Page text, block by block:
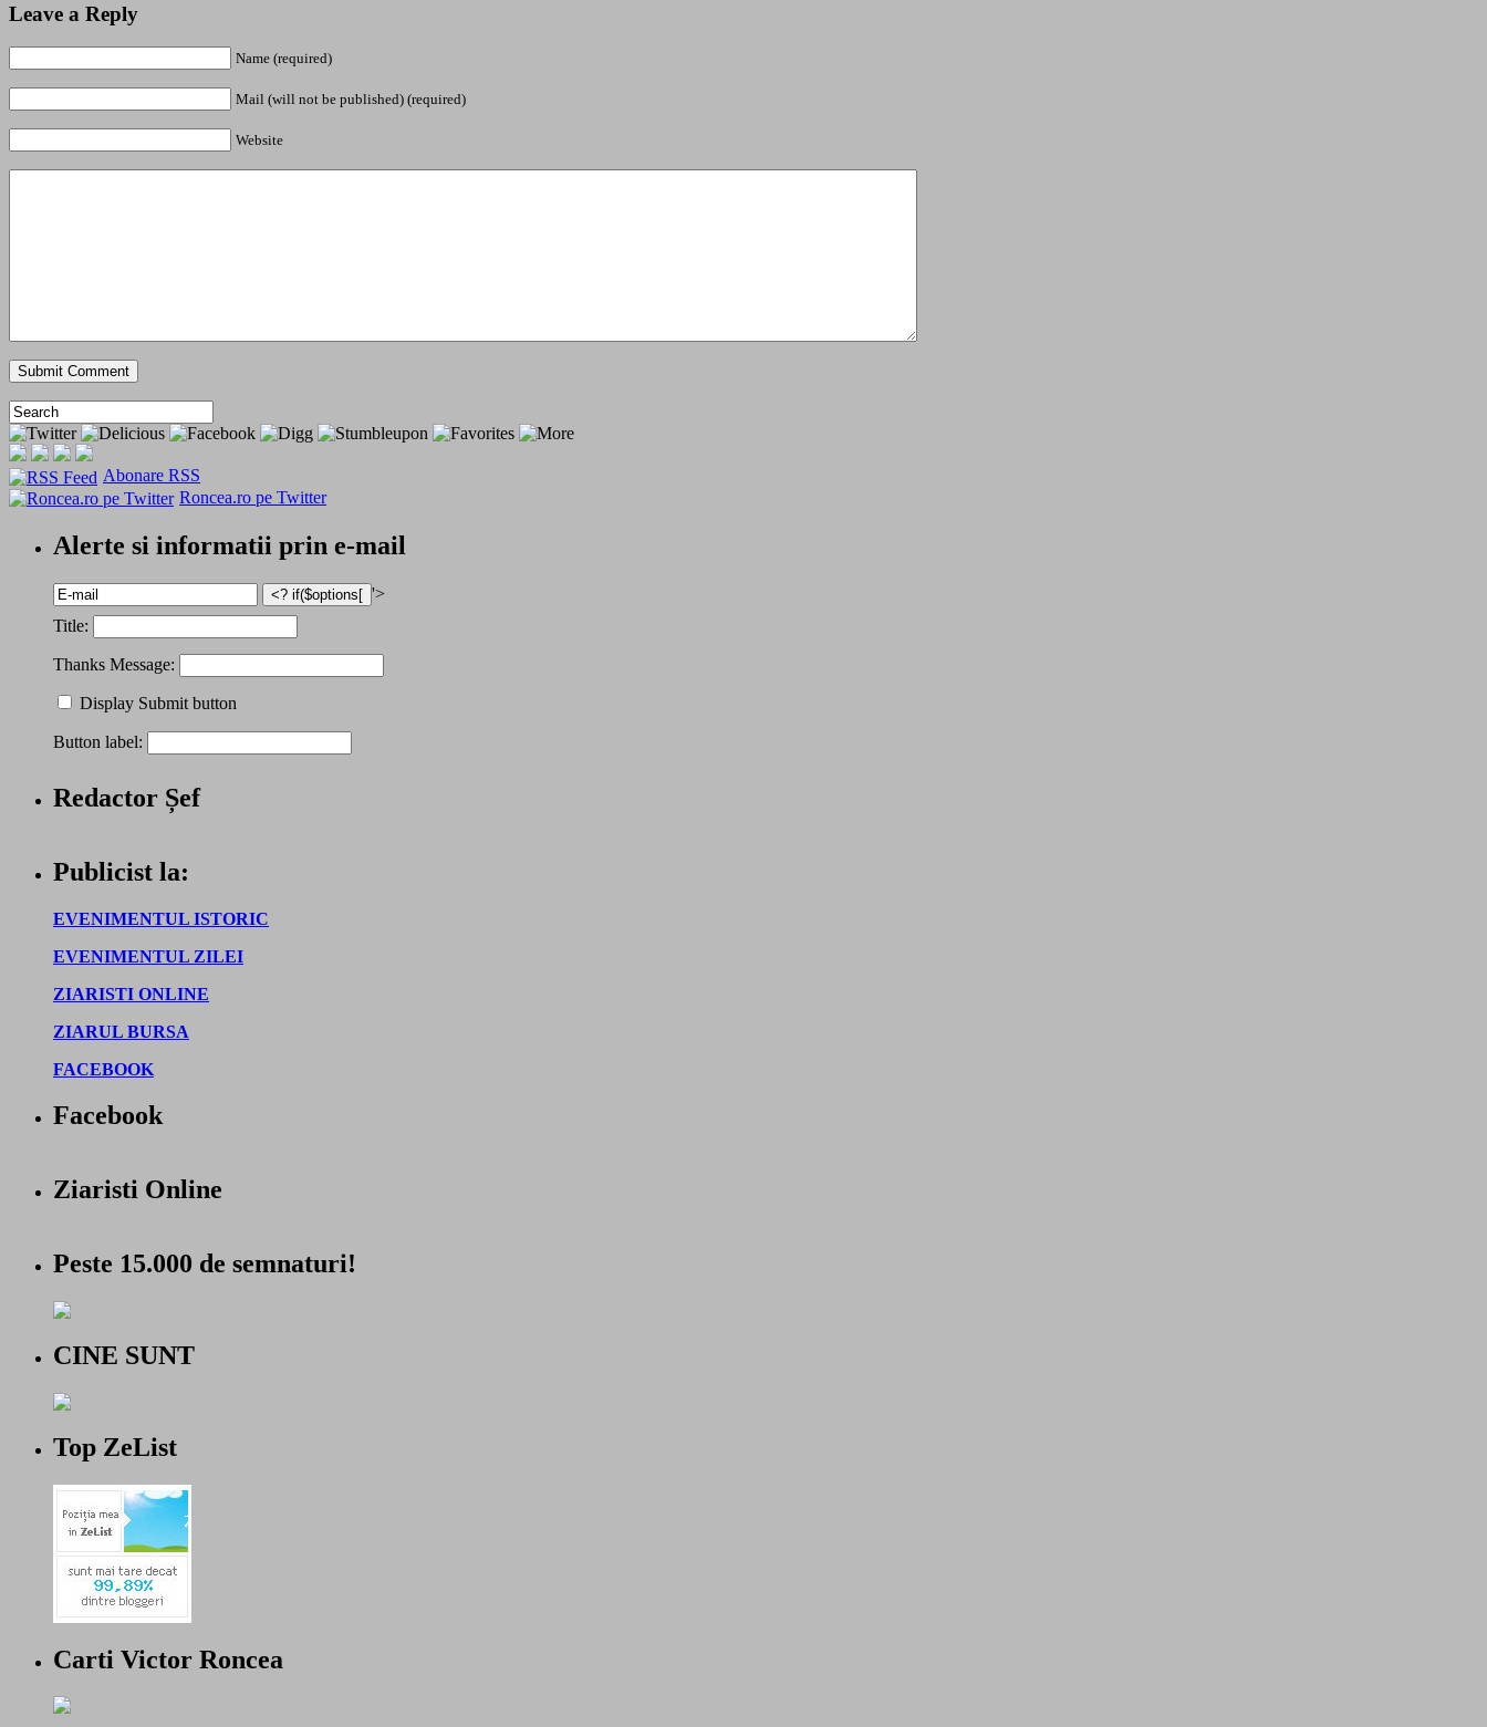
Leave a Reply
Name (required)
Mail (will not be published) (required)
Website
Abonare RSS
Roncea.ro pe Twitter
Alerte si informatii prin e-mail
'>
Title:
Thanks Message:
Display Submit button
Button label:
Redactor Șef
Publicist la:
EVENIMENTUL ISTORIC
EVENIMENTUL ZILEI
ZIARISTI ONLINE
ZIARUL BURSA
FACEBOOK
Facebook
Ziaristi Online
Peste 15.000 de semnaturi!
CINE SUNT
Top ZeList
Carti Victor Roncea